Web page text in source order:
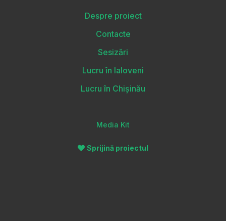
Despre proiect
Contacte
Sesizări
Lucru în Ialoveni
Lucru în Chișinău
Media Kit
Sprijină proiectul